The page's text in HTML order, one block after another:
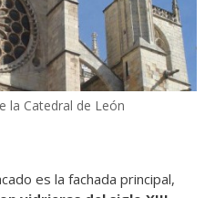
la Catedral de León
es la fachada principal,